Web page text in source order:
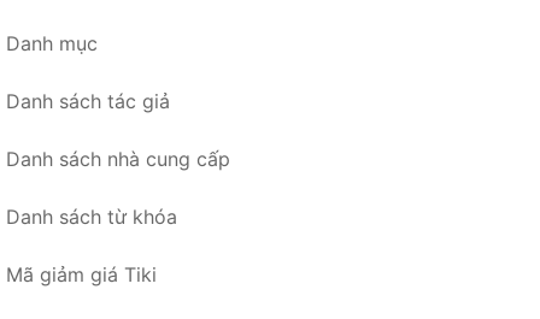
Danh mục
Danh sách tác giả
Danh sách nhà cung cấp
Danh sách từ khóa
Mã giảm giá Tiki